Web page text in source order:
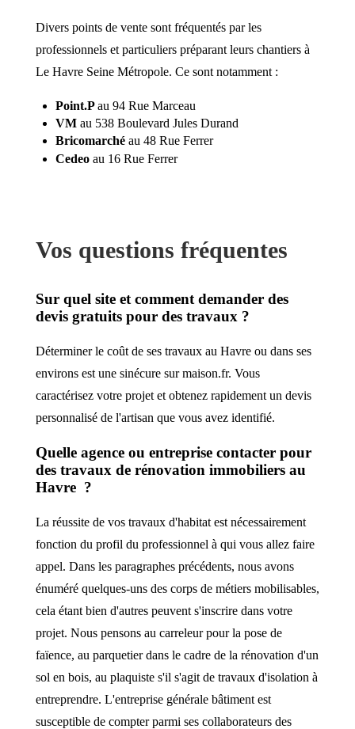
Divers points de vente sont fréquentés par les
professionnels et particuliers préparant leurs chantiers à
Le Havre Seine Métropole. Ce sont notamment :
Point.Pau 94 Rue Marceau
VM au 538 Boulevard Jules Durand
Bricomarché au 48 Rue Ferrer
Cedeo au 16 Rue Ferrer
Vos questions fréquentes
Sur quel site et comment demander des
devis gratuits pour des travaux ?
Déterminer le coût de ses travaux au Havre ou dans ses
environs est une sinécure sur maison.fr. Vous
caractérisez votre projet et obtenez rapidement un devis
personnalisé de l'artisan que vous avez identifié.
Quelle agence ou entreprise contacter pour
des travaux de rénovation immobiliers au
Havre ?
La réussite de vos travaux d'habitat est nécessairement
fonction du profil du professionnel à qui vous allez faire
appel. Dans les paragraphes précédents, nous avons
énuméré quelques-uns des corps de métiers mobilisables,
cela étant bien d'autres peuvent s'inscrire dans votre
projet. Nous pensons au carreleur pour la pose de
faïence, au parquetier dans le cadre de la rénovation d'un
sol en bois, au plaquiste s'il s'agit de travaux d'isolation à
entreprendre. L'entreprise générale bâtiment est
susceptible de compter parmi ses collaborateurs des